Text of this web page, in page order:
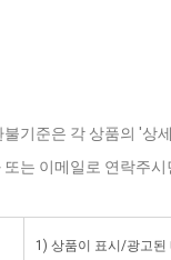
기준은 각 상품의 '상
는 이메일로 연락주
1) 상품이 표시/광고된